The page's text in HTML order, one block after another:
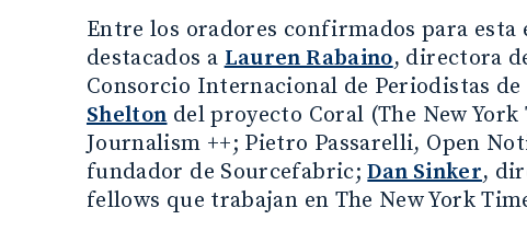
Entre los oradores confirmados para
destacados aLauren Rabaino, directora
Consorcio Internacional de Periodistas
Sheltondel proyecto Coral (The New
Journalism ++; Pietro Passarelli, Open
fundador de Sourcefabric;Dan Sinker,
fellows que trabajan en The New York